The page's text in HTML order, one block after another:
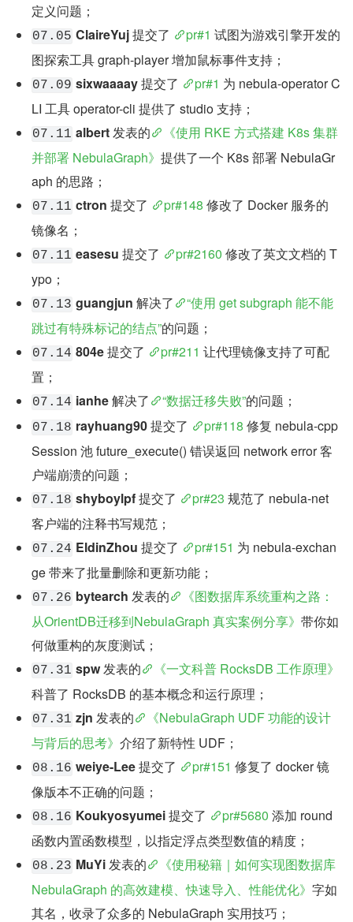
定义问题；
07.05 ClaireYuj 提交了 pr#1 试图为游戏引擎开发的
图探索工具 graph-player 增加鼠标事件支持；
07.09 sixwaaaay 提交了 pr#1 为 nebula-operator C
LI 工具 operator-cli 提供了 studio 支持；
07.11 albert 发表的
《使用 RKE 方式搭建 K8s 集群
并部署 NebulaGraph》 提供了一个 K8s 部署 NebulaGr
aph 的思路；
07.11 ctron 提交了 pr#148 修改了 Docker 服务的
镜像名；
07.11 easesu 提交了 pr#2160 修改了英文文档的 T
ypo；
07.13 guangjun 解决了
“使用 get subgraph 能不能
跳过有特殊标记的结点”的问题；
07.14 804e 提交了 pr#211 让代理镜像支持了可配
置；
07.14 ianhe 解决了 “数据迁移失败”的问题；
07.18 rayhuang90 提交了 pr#118 修复 nebula-cpp
Session 池 future_execute() 错误返回 network error 客
户端崩溃的问题；
07.18 shyboylpf 提交了 pr#23 规范了 nebula-net
客户端的注释书写规范；
07.24 EldinZhou 提交了 pr#151 为 nebula-exchan
ge 带来了批量删除和更新功能；
07.26 bytearch 发表的
《图数据库系统重构之路：
从OrientDB迁移到NebulaGraph 真实案例分享》 带你如
何做重构的灰度测试；
07.31 spw 发表的
《一文科普 RocksDB 工作原理》
科普了 RocksDB 的基本概念和运行原理；
07.31 zjn 发表的
《NebulaGraph UDF 功能的设计
与背后的思考》 介绍了新特性 UDF；
08.16 weiye-Lee 提交了 pr#151 修复了 docker 镜
像版本不正确的问题；
08.16 Koukyosyumei 提交了 pr#5680 添加 round
函数内置函数模型，以指定浮点类型数值的精度；
08.23 MuYi 发表的
《使用秘籍｜如何实现图数据库
NebulaGraph 的高效建模、快速导入、性能优化》 字如
其名，收录了众多的 NebulaGraph 实用技巧；